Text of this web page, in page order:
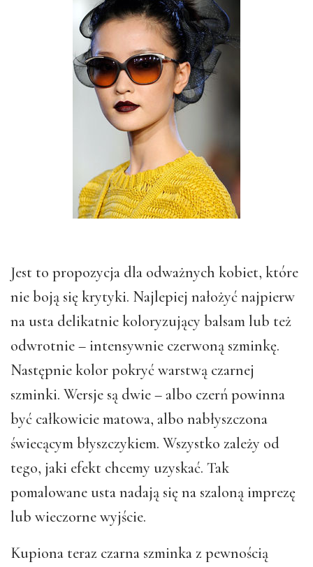
Jest to propozycja dla odważnych kobiet, które
nie boją się krytyki. Najlepiej nałożyć najpierw
na usta delikatnie koloryzujący balsam lub też
odwrotnie – intensywnie czerwoną szminkę.
Następnie kolor pokryć warstwą czarnej
szminki. Wersje są dwie – albo czerń powinna
być całkowicie matowa, albo nabłyszczona
świecącym błyszczykiem. Wszystko zależy od
tego, jaki efekt chcemy uzyskać. Tak
pomalowane usta nadają się na szaloną imprezę
lub wieczorne wyjście.
Kupiona teraz czarna szminka z pewnością